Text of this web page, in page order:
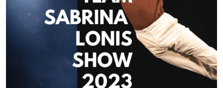
EUROPEAN DANCE COMPETITION (mai 2014)